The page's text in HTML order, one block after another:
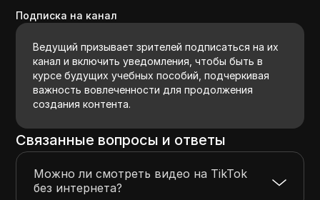
Подписка на канал
Ведущий призывает зрителей подписаться на их
канал и включить уведомления, чтобы быть в
курсе будущих учебных пособий, подчеркивая
важность вовлеченности для продолжения
создания контента.
Связанные вопросы и ответы
Можно ли смотреть видео на TikTok
без интернета?